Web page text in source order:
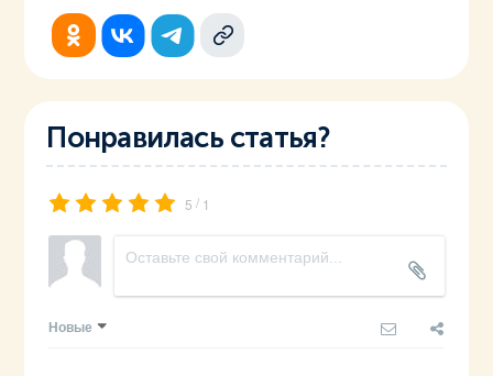
Понравилась статья?
5 / 1
Новые